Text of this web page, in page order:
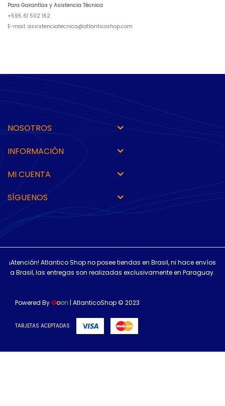
Para Garantías y Asistencia Técnica
+595 61 502 162
E-mail: assistenciatecnica@atlanticoshop.com
NOSOTROS
INFORMACIÓN
MI CUENTA
SÍGUENOS
¡Atención! Atlantico Shop no posee tiendas en Brasil, ni hace envíos
a Brasil, las entregas son realizadas exclusivamente en Paraguay.
Powered By Goon | AtlanticoShop © 2023
TARJETAS ACEPTADAS